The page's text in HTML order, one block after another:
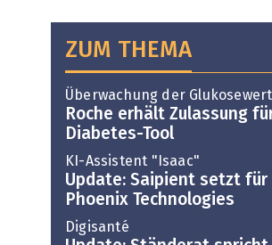
ZUM THEMA
Überwachung der
Roche erhält Zulassung
Diabetes-Tool
KI-Assistent "Isaac"
Update: Saipient setzt
Phoenix Technologies
Digisanté